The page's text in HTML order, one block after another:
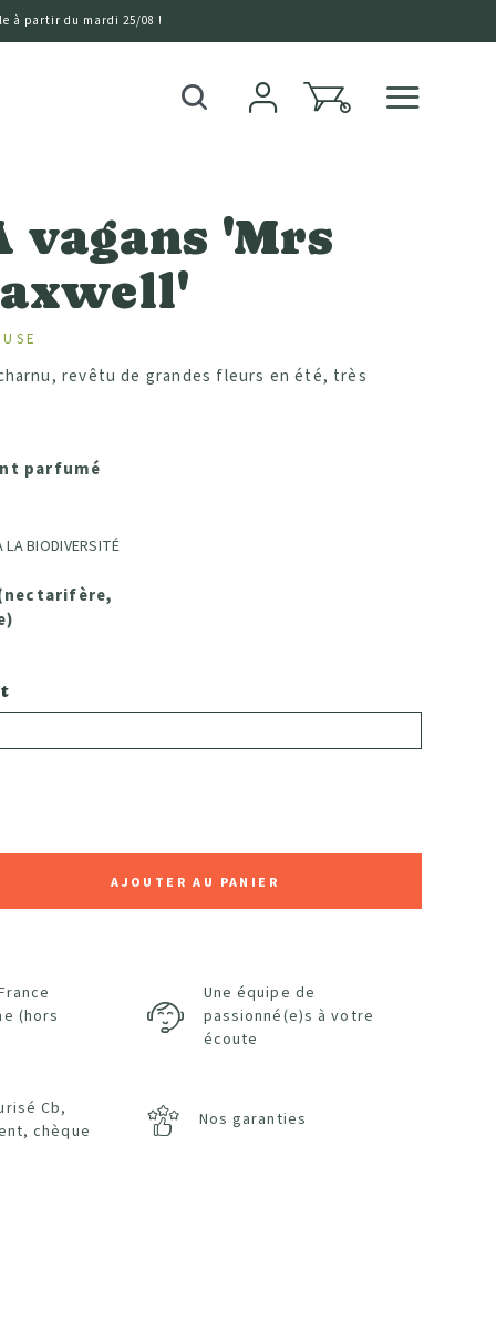
à partir du mardi 25/08 !
Recherche
vagans 'Mrs
revêtu de grandes fleurs en été, très
parfumé
LA BIODIVERSITÉ
AJOUTER AU PANIER
(hors
Une équipe de
passionné(e)s à votre
écoute
Cb,
chèque
Nos garanties